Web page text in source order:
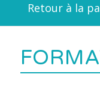
Retour à la